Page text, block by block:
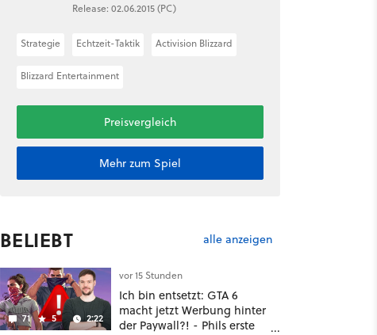
Release: 02.06.2015 (PC)
Strategie Echtzeit-Taktik Activision Blizzard
Blizzard Entertainment
Preisvergleich
Mehr zum Spiel
BELIEBT alle anzeigen
71 5 2:22
vor 15 Stunden
Ich bin entsetzt: GTA 6
macht jetzt Werbung hinter
der Paywall?! - Phils erste